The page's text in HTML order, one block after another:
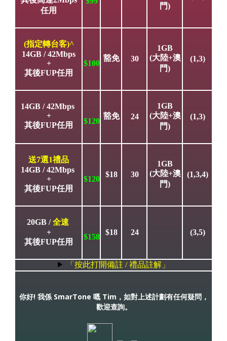
任用
門)
(指定轉台客)^
14GB / 42Mbps
+
其後FUP任用
$100
豁免 30
1GB
(大陸+澳
門)
(1,3)
14GB / 42Mbps
+
其後FUP任用
$120
豁免 24
1GB
(大陸+澳
門)
(1,3)
送7選1禮品
14GB / 42Mbps
+
其後FUP任用
$120
$18 30
1GB
(大陸+澳
門)
(1,3,4)
20GB /全速
+
其後FUP任用
$158
$18 24 (3,5)
「按此打開備註 / 禮品註解」
你好! 我係 SmarTone 嘅 Tim，如對上述計劃有任何疑問，
歡迎查詢。